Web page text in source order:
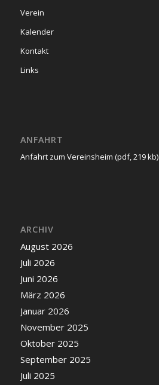
Verein
Kalender
Kontakt
Links
ANFAHRT
Anfahrt zum Vereinsheim (pdf, 219 kb)
ARCHIV
August 2026
Juli 2026
Juni 2026
März 2026
Januar 2026
November 2025
Oktober 2025
September 2025
Juli 2025